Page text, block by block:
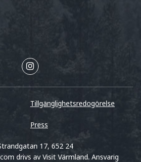
Tillgänglighetsredogörelse
Press
17, 652 24
drivs av Visit Värmland. Ansvarig